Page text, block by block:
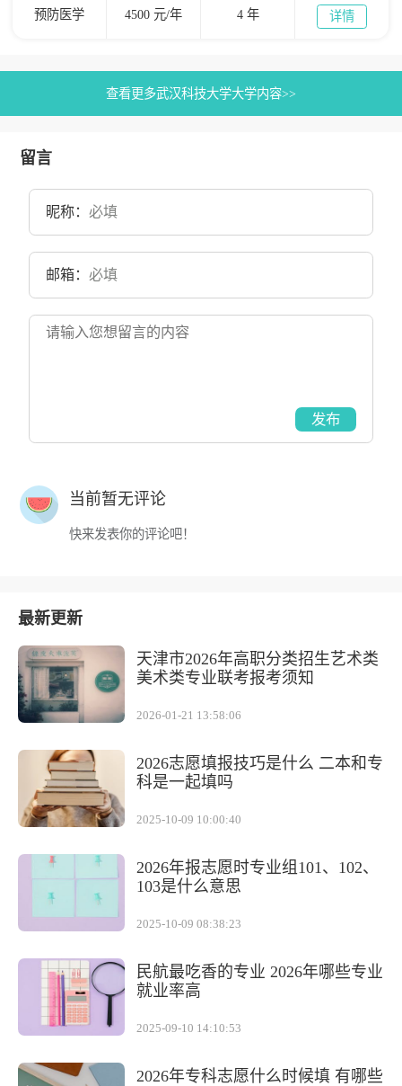
预防医学 4500 元/年 4 年 详情
查看更多武汉科技大学大学内容>>
留言
昵称：
邮箱：
发布
当前暂无评论
快来发表你的评论吧！
最新更新
天津市2026年高职分类招生艺术类
美术类专业联考报考须知
2026-01-21 13:58:06
2026志愿填报技巧是什么 二本和专
科是一起填吗
2025-10-09 10:00:40
2026年报志愿时专业组101、102、
103是什么意思
2025-10-09 08:38:23
民航最吃香的专业 2026年哪些专业
就业率高
2025-09-10 14:10:53
2026年专科志愿什么时候填 有哪些